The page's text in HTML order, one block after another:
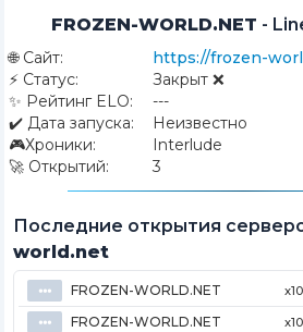
FROZEN-WORLD.NET -
🌐 Сайт:
https://frozen-
⚡ Статус:
Закрыт ❌
✨ Рейтинг ELO:
---
✔️ Дата запуска:
Неизвестно
🎮Хроники:
Interlude
🚀 Открытий: 3
Последние открытия
world.net
⦁⦁⦁ FROZEN-WORLD.NET
⦁⦁⦁ FROZEN-WORLD.NET